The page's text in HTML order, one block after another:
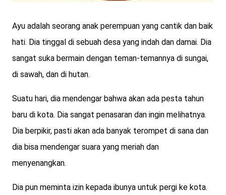
Ayu adalah seorang anak perempuan yang cantik dan baik
hati. Dia tinggal di sebuah desa yang indah dan damai. Dia
sangat suka bermain dengan teman-temannya di sungai,
di sawah, dan di hutan.
Suatu hari, dia mendengar bahwa akan ada pesta tahun
baru di kota. Dia sangat penasaran dan ingin melihatnya.
Dia berpikir, pasti akan ada banyak terompet di sana dan
dia bisa mendengar suara yang meriah dan
menyenangkan.
Dia pun meminta izin kepada ibunya untuk pergi ke kota.